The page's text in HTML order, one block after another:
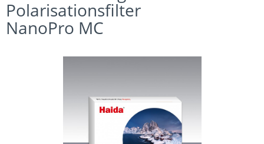
Polarisationsfilter
NanoPro MC